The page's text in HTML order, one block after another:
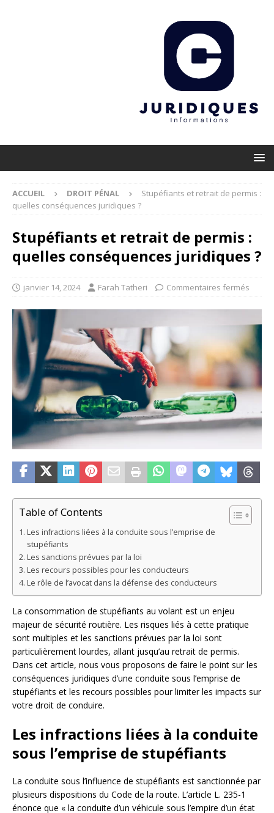
ACCUEIL DROIT PÉNAL
Stupéfiants et retrait de permis :
quelles conséquences juridiques ?
Stupéfiants et retrait de permis :
quelles conséquences juridiques ?
janvier 14, 2024 Farah Tatheri Commentaires fermés
Table of Contents
Les infractions liées à la conduite sous l’emprise de
stupéfiants
Les sanctions prévues par la loi
Les recours possibles pour les conducteurs
Le rôle de l’avocat dans la défense des conducteurs
La consommation de stupéfiants au volant est un enjeu
majeur de sécurité routière. Les risques liés à cette pratique
sont multiples et les sanctions prévues par la loi sont
particulièrement lourdes, allant jusqu’au retrait de permis.
Dans cet article, nous vous proposons de faire le point sur les
conséquences juridiques d’une conduite sous l’emprise de
stupéfiants et les recours possibles pour limiter les impacts sur
votre droit de conduire.
Les infractions liées à la conduite
sous l’emprise de stupéfiants
La conduite sous l’influence de stupéfiants est sanctionnée par
plusieurs dispositions du Code de la route. L’article L. 235-1
énonce que « la conduite d’un véhicule sous l’empire d’un état